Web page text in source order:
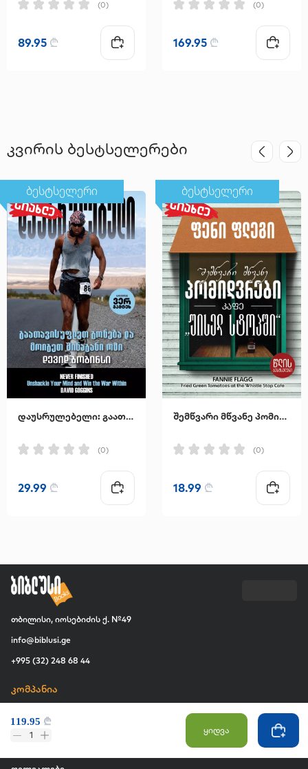
119.95 ₾
1 ყიდვა
(0)
89.95 ₾
(0)
169.95 ₾
კვირის ბესტსელერები
ბესტსელერი
დაუსრულებელი: გაათავისუფლეთ გონება და მოიგეთ შინაგანი ომი
(0)
29.99 ₾
ბესტსელერი
შემწვარი მწვანე პომიდვრები კაფე "უისელ სტოპში"
(0)
18.99 ₾
თბილისი, იოსებიძის ქ. №49
info@biblusi.ge
+995 (32) 248 68 44
კომპანია
ვაკანსია